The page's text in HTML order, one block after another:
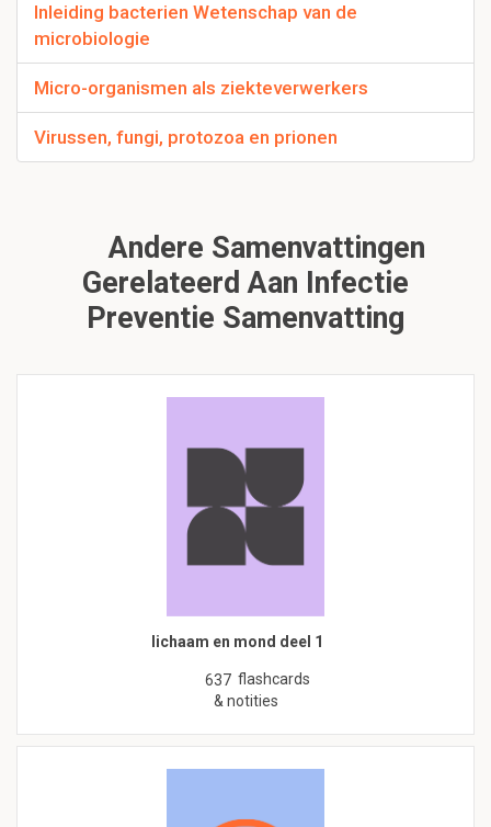
Inleiding bacterien Wetenschap van de
microbiologie
Micro-organismen als ziekteverwerkers
Virussen, fungi, protozoa en prionen
Andere Samenvattingen
Gerelateerd Aan Infectie
Preventie Samenvatting
lichaam en mond deel 1
637 flashcards
& notities